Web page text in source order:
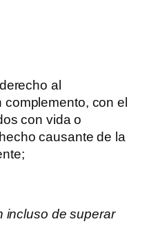
al
con el
con vida o
causante de la
incluso de superar